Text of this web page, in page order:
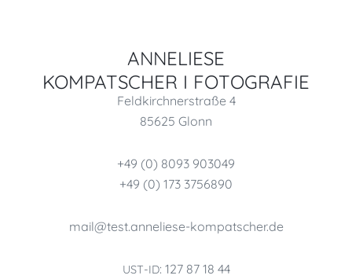
ANNELIESE
KOMPATSCHER I FOTOGRAFIE
Feldkirchnerstraße 4
85625 Glonn
+49 (0) 8093 903049
+49 (0) 173 3756890
mail@test.anneliese-kompatscher.de
UST-​ID: 127 87 18 44